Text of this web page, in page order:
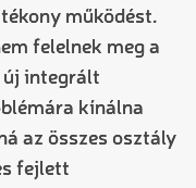
működést.
felelnek meg a
új integrált
kínálna
az összes osztály
fejlett